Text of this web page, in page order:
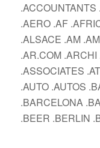
.ACCOUNTANTS
.AERO .AF
.ALSACE .AM
.AR.COM
.ASSOCIATES
.AUTO .AUTOS
.BARCELONA
.BEER .BERLIN